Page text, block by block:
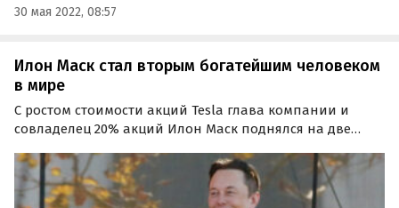
30 мая 2022, 08:57
Илон Маск стал вторым богатейшим человеком
в мире
С ростом стоимости акций Tesla глава компании и
совладелец 20% акций Илон Маск поднялся на две
богатым человеком в мире.